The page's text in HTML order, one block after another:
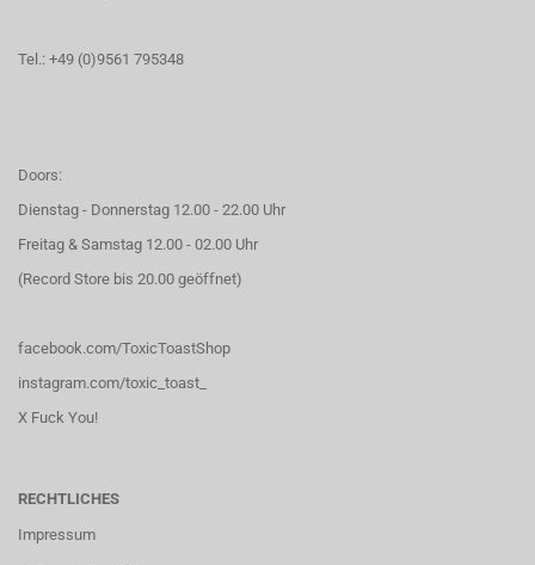
Tel.: +49 (0)9561 795348
Doors:
Dienstag - Donnerstag 12.00 - 22.00 Uhr
Freitag & Samstag 12.00 - 02.00 Uhr
(Record Store bis 20.00 geöffnet)
facebook.com/ToxicToastShop
instagram.com/toxic_toast_
X Fuck You!
RECHTLICHES
Impressum